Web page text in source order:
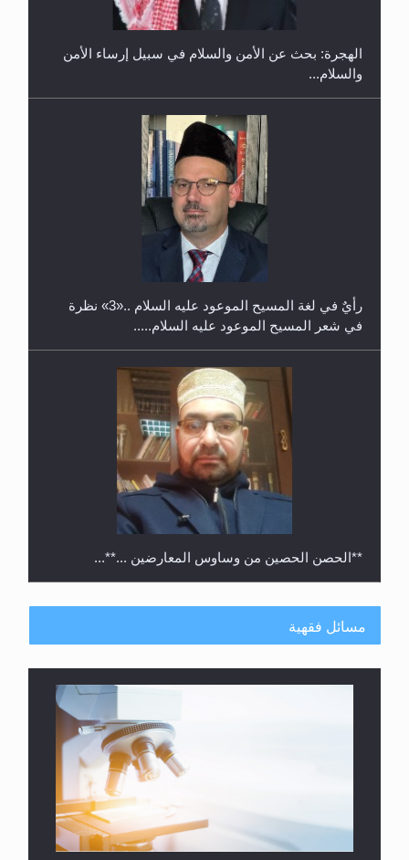
حفل توزيع الشهادات في الجامعة الأحمدية بنيجيريا لعام
الهجرة: بحث عن الأمن والسلام في سبيل إرساء الأمن
والسلام...
رأيٌ في لغة المسيح الموعود عليه السلام ..«3» نظرة
في شعر المسيح الموعود عليه السلام.....
**الحصن الحصين من وساوس المعارضين ...**...
مسائل فقهية